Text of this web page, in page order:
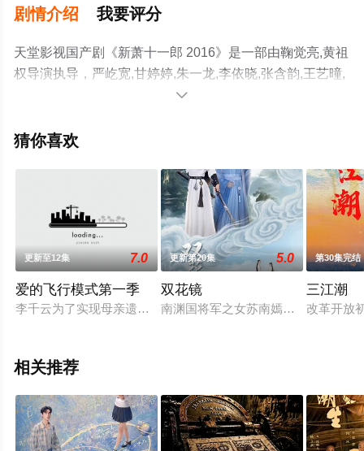
剧情介绍 我要评分
天堂影视国产剧《新萧十一郎 2016》是一部由鞠觉亮,黄祖
权导演执导，严屹宽,甘婷婷,朱一龙,李依晓,张含韵,王艺曈,
杨净如,于清斌,元华,吕良伟,张天阳等明星演员精彩演绎的
免费观看高清未删减完整版电视剧全集就上天堂电影网，
视剧、电视猫或剧情网等平台了解。

猜你喜欢
更新至12集 7.0
爱的飞行模式第一季
李千云为了实现母亲遗愿，在空姐何霄霄的帮助下，终于克服恐
更新第20集 5.0
双花镜
南渊国将军之女苏南嫣自幼习武，乃
第30集完结
三江潮
改革开放
相关推荐